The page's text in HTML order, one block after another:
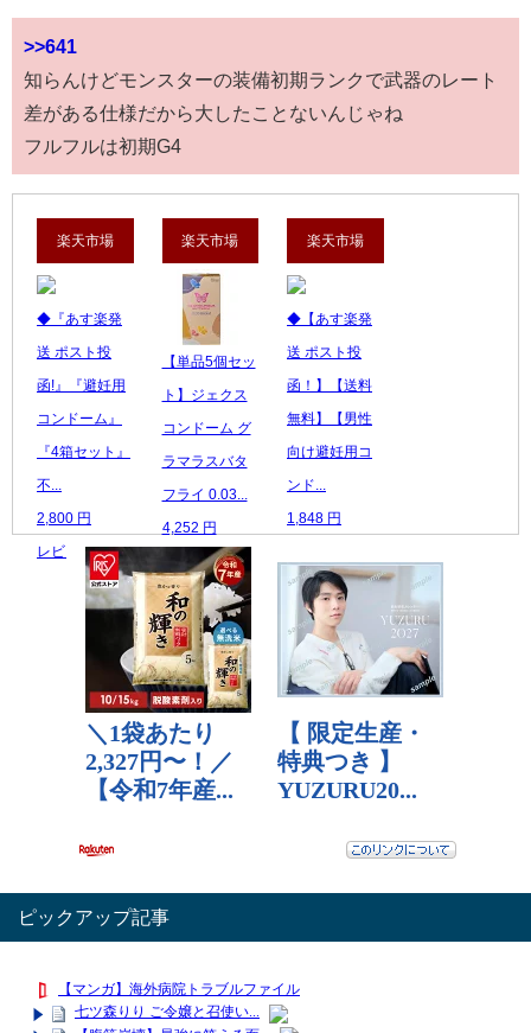
>>641
知らんけどモンスターの装備初期ランクで武器のレート
差がある仕様だから大したことないんじゃね
フルフルは初期G4
楽天市場
◆『あす楽発
送 ポスト投
函!』『避妊用
コンドーム』
『4箱セット』
不...
2,800 円
レビュー数：0
楽天市場
【単品5個セッ
ト】ジェクス
コンドーム グ
ラマラスバタ
フライ 0.03...
4,252 円
レビュー数：0
楽天市場
◆【あす楽発
送 ポスト投
函！】【送料
無料】【男性
向け避妊用コ
ンド...
1,848 円
ピックアップ記事